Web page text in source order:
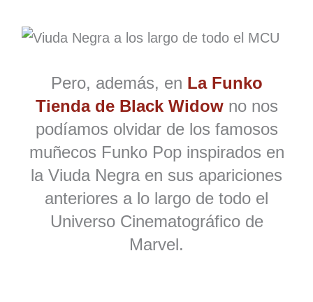
Pero, además, en La Funko
Tienda de Black Widowno nos
podíamos olvidar de los famosos
muñecos Funko Pop inspirados en
la Viuda Negra en sus apariciones
anteriores a lo largo de todo el
Universo Cinematográfico de
Marvel.